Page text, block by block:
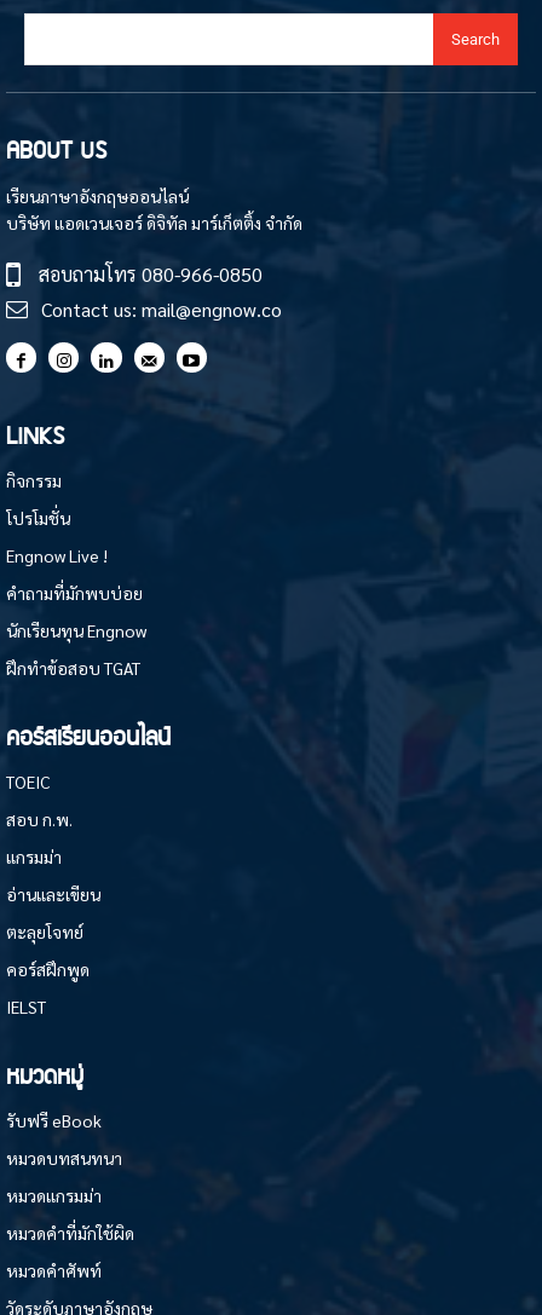
Search
ABOUT US
เรียนภาษาอังกฤษออนไลน์
บริษัท แอดเวนเจอร์ ดิจิทัล มาร์เก็ตติ้ง จำกัด
สอบถามโทร 080-966-0850
Contact us: mail@engnow.co
LINKS
กิจกรรม
โปรโมชั่น
Engnow Live !
คำถามที่มักพบบ่อย
นักเรียนทุน Engnow
ฝึกทำข้อสอบ TGAT
คอร์สเรียนออนไลน์
TOEIC
สอบ ก.พ.
แกรมม่า
อ่านและเขียน
ตะลุยโจทย์
คอร์สฝึกพูด
IELST
หมวดหมู่
รับฟรี eBook
หมวดบทสนทนา
หมวดแกรมม่า
หมวดคำที่มักใช้ผิด
หมวดคำศัพท์
วัดระดับภาษาอังกฤษ